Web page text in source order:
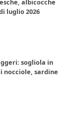
albicocche
luglio 2026
sogliola in
nocciole, sardine